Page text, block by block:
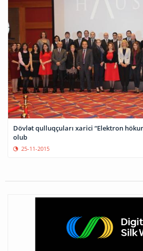
Dövlət qulluqçuları xarici “Elektron
olub
25-11-2015